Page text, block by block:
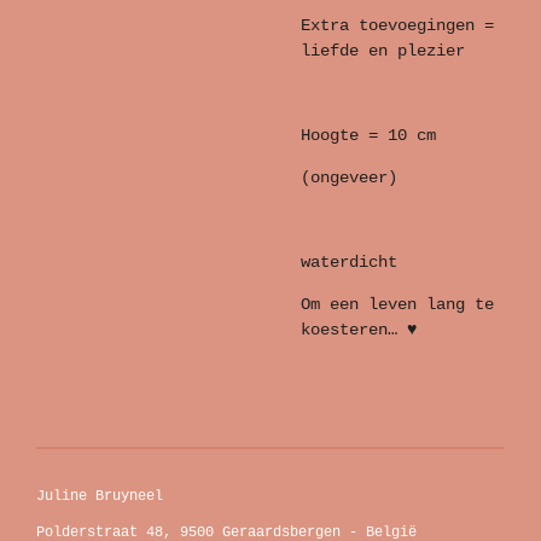
Extra toevoegingen =
liefde en plezier
Hoogte = 10 cm
(ongeveer)
waterdicht
Om een leven lang te
koesteren… ♥
Juline Bruyneel
Polderstraat 48, 9500 Geraardsbergen - België